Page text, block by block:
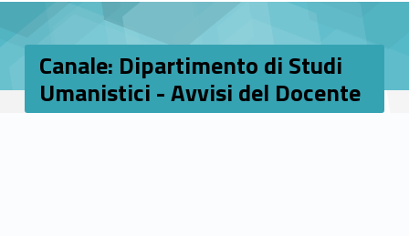
Canale: Dipartimento di Studi
Umanistici - Avvisi del Docente